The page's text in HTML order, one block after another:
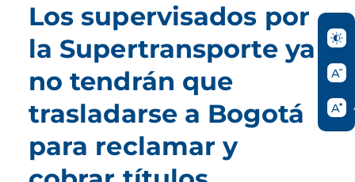
Los supervisados por
la Supertransporte ya
no tendrán que
trasladarse a Bogotá
para reclamar y